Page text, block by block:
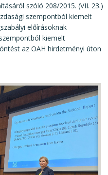
szóló 208/2015. (VII. 23.)
szempontból kiemelt
előírásoknak
kiemelt
az OAH hirdetményi úton